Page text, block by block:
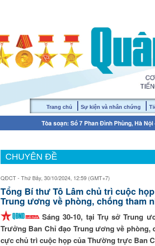
Trang chủ Sự kiện và nhân chứng
Tòa soạn: Số 7 Phan Đình Phùng, Hà
CHUYÊN ĐỀ
QĐCT - Thứ Bảy, 30/10/2024, 12:59 (GMT+7)
Tổng Bí thư Tô Lâm chủ trì cuộc
Trung ương về phòng, chống tham
Sáng 30-10, tại Trụ sở Trung
Trưởng Ban Chỉ đạo Trung ương về phòng,
cực chủ trì cuộc họp của Thường trực Ban